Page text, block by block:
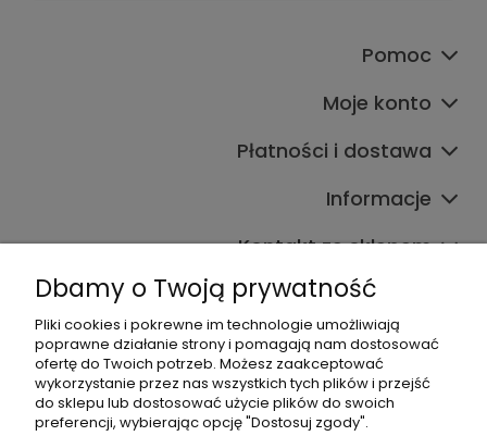
Pomoc
Moje konto
Płatności i dostawa
Informacje
Kontakt ze sklepem
Dane kontaktowe
603377506
sklep@komfort-biuro.pl
Dbamy o Twoją prywatność
Pliki cookies i pokrewne im technologie umożliwiają
poprawne działanie strony i pomagają nam dostosować
ofertę do Twoich potrzeb. Możesz zaakceptować
wykorzystanie przez nas wszystkich tych plików i przejść
do sklepu lub dostosować użycie plików do swoich
preferencji, wybierając opcję "Dostosuj zgody".